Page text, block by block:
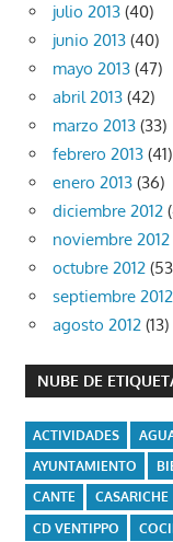
julio 2013 (40)
junio 2013 (40)
mayo 2013 (47)
abril 2013 (42)
marzo 2013 (33)
febrero 2013 (41)
enero 2013 (36)
diciembre 2012
noviembre 2012
octubre 2012
septiembre 2012
agosto 2012 (13)
NUBE DE
ACTIVIDADES
AYUNTAMIENTO
CANTE
CASARICHE
CD VENTIPPO